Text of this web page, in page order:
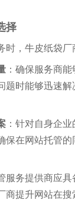
择
时，牛皮纸袋厂
：确保服务商
题时能够迅速
：针对自身企
保在网站托管
服务提供商应
商提升网站在